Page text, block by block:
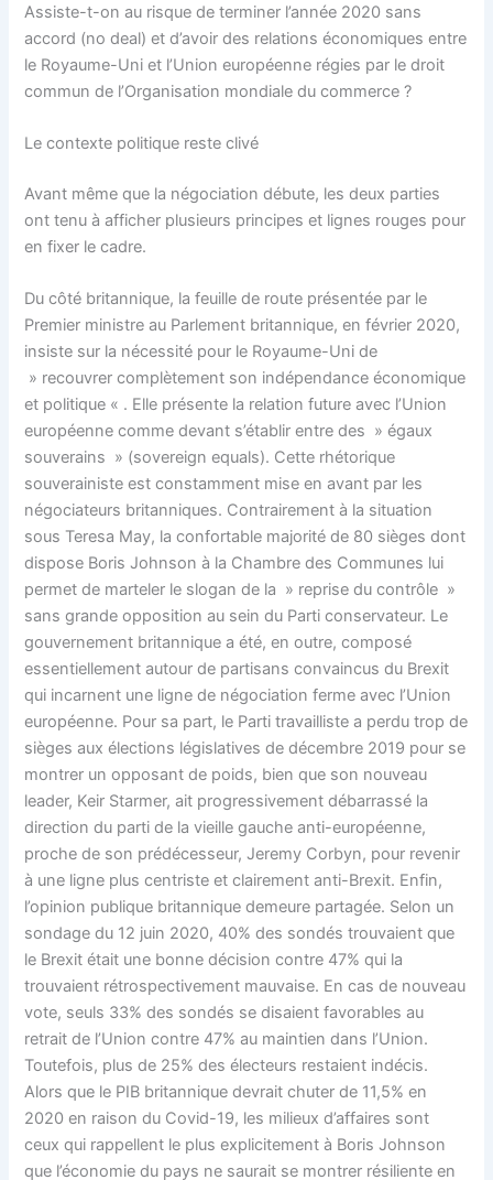
Assiste-t-on au risque de terminer l’année 2020 sans
accord (no deal) et d’avoir des relations économiques entre
le Royaume-Uni et l’Union européenne régies par le droit
commun de l’Organisation mondiale du commerce ?
Le contexte politique reste clivé
Avant même que la négociation débute, les deux parties
ont tenu à afficher plusieurs principes et lignes rouges pour
en fixer le cadre.
Du côté britannique, la feuille de route présentée par le
Premier ministre au Parlement britannique, en février 2020,
insiste sur la nécessité pour le Royaume-Uni de
» recouvrer complètement son indépendance économique
et politique « . Elle présente la relation future avec l’Union
européenne comme devant s’établir entre des » égaux
souverains » (sovereign equals). Cette rhétorique
souverainiste est constamment mise en avant par les
négociateurs britanniques. Contrairement à la situation
sous Teresa May, la confortable majorité de 80 sièges dont
dispose Boris Johnson à la Chambre des Communes lui
permet de marteler le slogan de la » reprise du contrôle »
sans grande opposition au sein du Parti conservateur. Le
gouvernement britannique a été, en outre, composé
essentiellement autour de partisans convaincus du Brexit
qui incarnent une ligne de négociation ferme avec l’Union
européenne. Pour sa part, le Parti travailliste a perdu trop de
sièges aux élections législatives de décembre 2019 pour se
montrer un opposant de poids, bien que son nouveau
leader, Keir Starmer, ait progressivement débarrassé la
direction du parti de la vieille gauche anti-européenne,
proche de son prédécesseur, Jeremy Corbyn, pour revenir
à une ligne plus centriste et clairement anti-Brexit. Enfin,
l’opinion publique britannique demeure partagée. Selon un
sondage du 12 juin 2020, 40% des sondés trouvaient que
le Brexit était une bonne décision contre 47% qui la
trouvaient rétrospectivement mauvaise. En cas de nouveau
vote, seuls 33% des sondés se disaient favorables au
retrait de l’Union contre 47% au maintien dans l’Union.
Toutefois, plus de 25% des électeurs restaient indécis.
Alors que le PIB britannique devrait chuter de 11,5% en
2020 en raison du Covid-19, les milieux d’affaires sont
ceux qui rappellent le plus explicitement à Boris Johnson
que l’économie du pays ne saurait se montrer résiliente en